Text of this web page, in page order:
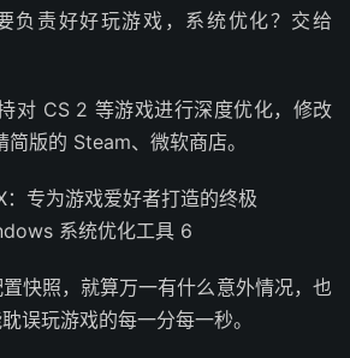
负责好好玩游戏，系统优化？交给
对 CS 2 等游戏进行深度优化，修改
版的 Steam、微软商店。
快照，就算万一有什么意外情况，也
误玩游戏的每一分每一秒。